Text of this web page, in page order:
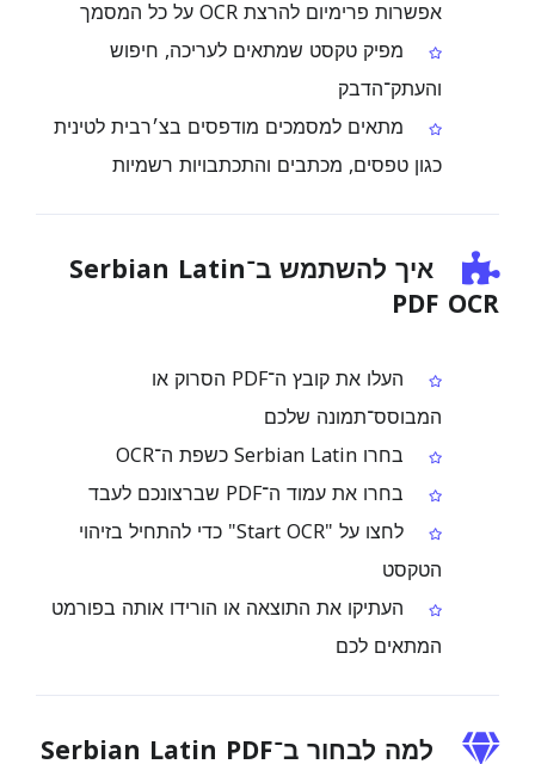
אפשרות פרימיום להרצת OCR על כל המסמך
מפיק טקסט שמתאים לעריכה, חיפוש
והעתק־הדבק
מתאים למסמכים מודפסים בצ׳רבית לטינית
כגון טפסים, מכתבים והתכתבויות רשמיות
איך להשתמש ב־Serbian Latin
PDF OCR
העלו את קובץ ה־PDF הסרוק או
המבוסס־תמונה שלכם
בחרו Serbian Latin כשפת ה־OCR
בחרו את עמוד ה־PDF שברצונכם לעבד
לחצו על "Start OCR" כדי להתחיל בזיהוי
הטקסט
העתיקו את התוצאה או הורידו אותה בפורמט
המתאים לכם
למה לבחור ב־Serbian Latin PDF